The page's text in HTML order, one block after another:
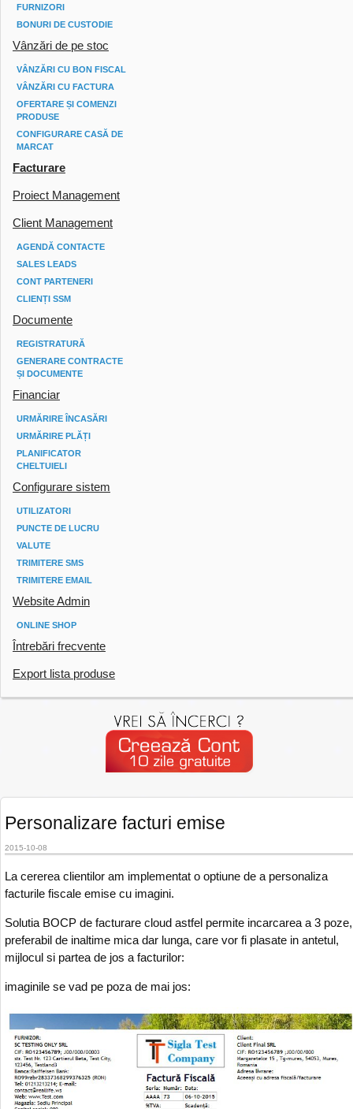
FURNIZORI
BONURI DE CUSTODIE
Vânzări de pe stoc
VÂNZĂRI CU BON FISCAL
VÂNZĂRI CU FACTURA
OFERTARE ȘI COMENZI
PRODUSE
CONFIGURARE CASĂ DE
MARCAT
Facturare
Proiect Management
Client Management
AGENDĂ CONTACTE
SALES LEADS
CONT PARTENERI
CLIENȚI SSM
Documente
REGISTRATURĂ
GENERARE CONTRACTE
ȘI DOCUMENTE
Financiar
URMĂRIRE ÎNCASĂRI
URMĂRIRE PLĂȚI
PLANIFICATOR
CHELTUIELI
Configurare sistem
UTILIZATORI
PUNCTE DE LUCRU
VALUTE
TRIMITERE SMS
TRIMITERE EMAIL
Website Admin
ONLINE SHOP
Întrebări frecvente
Export lista produse
Personalizare facturi emise
2015-10-08
La cererea clientilor am implementat o optiune de a personaliza
facturile fiscale emise cu imagini.
Solutia BOCP de facturare cloud astfel permite incarcarea a 3 poze,
preferabil de inaltime mica dar lunga, care vor fi plasate in antetul,
mijlocul si partea de jos a facturilor:
imaginile se vad pe poza de mai jos: